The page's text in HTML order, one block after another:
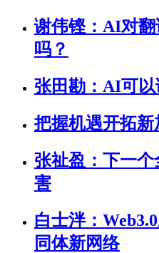
谢伟铿：AI对
吗？
张田勘：AI可以
把握机遇开拓
张祉盈：下一
害
白士泮：
同体新网络